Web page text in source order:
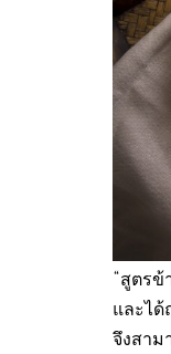
“สูตร
และไ
จึงสาม